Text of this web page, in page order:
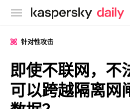
卡巴斯基
针对性攻击
即使不联网，不
可以跨越隔离网